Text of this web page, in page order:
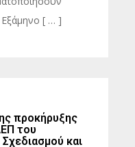
Εξάμηνο [ … ]
προκήρυξης
του
και